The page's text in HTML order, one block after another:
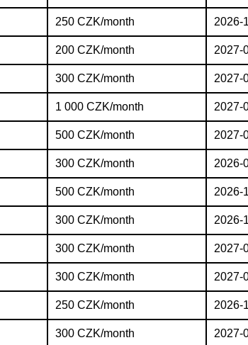
250 CZK/month 2026-
200 CZK/month 2027-
300 CZK/month 2027-
1 000 CZK/month 2027-
500 CZK/month 2027-
300 CZK/month 2026-
500 CZK/month 2026-
300 CZK/month 2026-
300 CZK/month 2027-
300 CZK/month 2027-
250 CZK/month 2026-
300 CZK/month 2027-